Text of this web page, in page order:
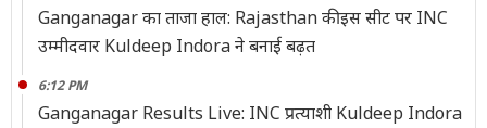
Ganganagar का ताजा हाल: Rajasthan की इस सीट पर INC
उम्मीदवार Kuldeep Indora ने बनाई बढ़त
6:12 PM
Ganganagar Results Live: INC प्रत्याशी Kuldeep Indora